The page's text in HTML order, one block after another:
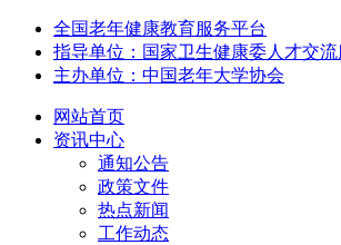
全国老年健康教育服务平台
指导单位：国家卫生健康委人才交
主办单位：中国老年大学协会
网站首页
资讯中心
通知公告
政策文件
热点新闻
工作动态